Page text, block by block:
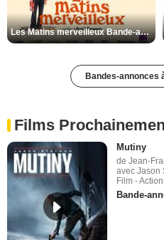
Les Matins merveilleux Bande-annonce VF
Bandes-annonces
Films
Mutiny
de Jean-
avec Jason
Film - Action
Bande-